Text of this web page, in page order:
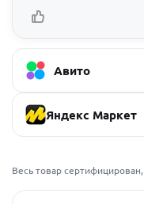
Авито
Яндекс Маркет
Весь товар